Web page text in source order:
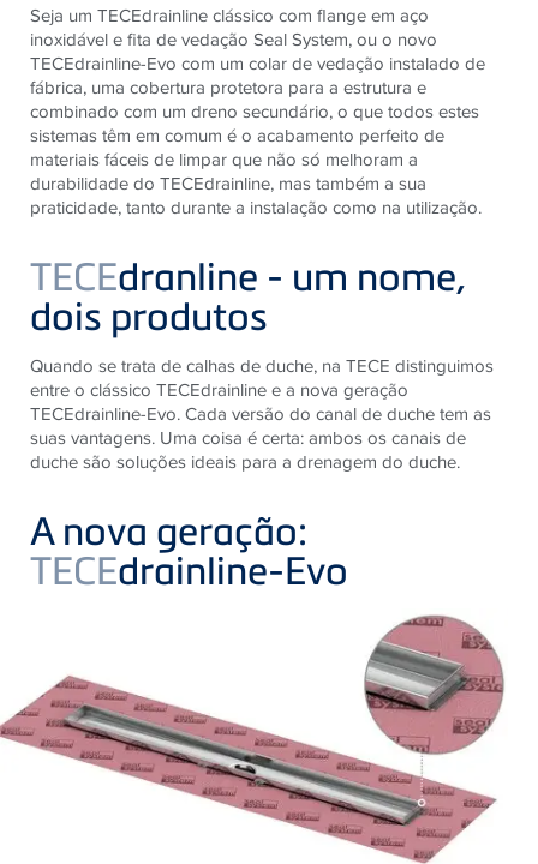
Seja um TECEdrainline clássico com flange em aço
inoxidável e fita de vedação Seal System, ou o novo
TECEdrainline-Evo com um colar de vedação instalado de
fábrica, uma cobertura protetora para a estrutura e
combinado com um dreno secundário, o que todos estes
sistemas têm em comum é o acabamento perfeito de
materiais fáceis de limpar que não só melhoram a
durabilidade do TECEdrainline, mas também a sua
praticidade, tanto durante a instalação como na utilização.
TECEdranline - um nome,
dois produtos
Quando se trata de calhas de duche, na TECE distinguimos
entre o clássico TECEdrainline e a nova geração
TECEdrainline-Evo. Cada versão do canal de duche tem as
suas vantagens. Uma coisa é certa: ambos os canais de
duche são soluções ideais para a drenagem do duche.
A nova geração:
TECEdrainline-Evo